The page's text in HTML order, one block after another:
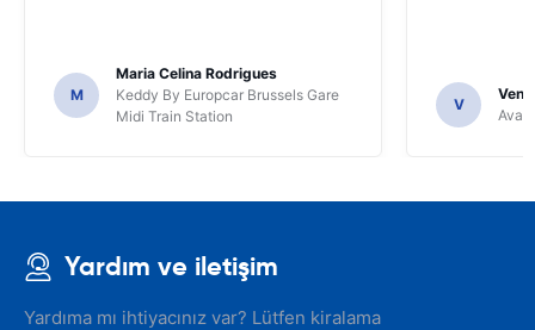
M
Maria Celina Rodrigues
Keddy By Europcar Brussels Gare
Midi Train Station
V
Yardım ve iletişim
Yardıma mı ihtiyacınız var? Lütfen kiralama